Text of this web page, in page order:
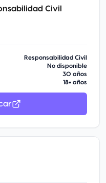
Civil
Responsabilidad Civil
No disponible
30 años
18+ años